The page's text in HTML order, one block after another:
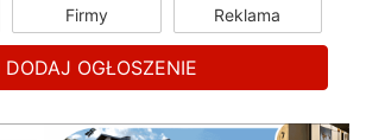
Firmy Reklama
DODAJ OGŁOSZENIE